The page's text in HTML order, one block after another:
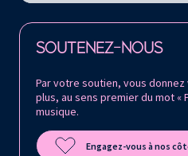
SOUTENEZ-NOUS
Par votre soutien, vous donnez
plus, au sens premier du mot «
musique.
Engagez-vous à nos
Retrouvez la Philharmonie de Paris